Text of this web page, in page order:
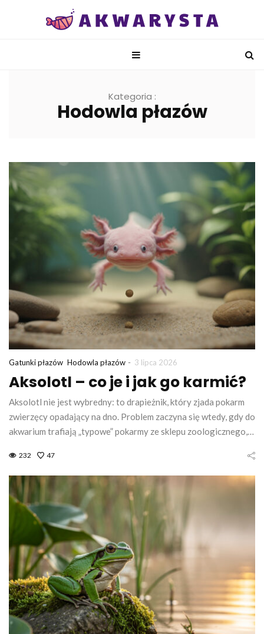
Kategoria :
Hodowla płazów
Gatunki płazów Hodowla płazów - 3 lipca 2026
Aksolotl – co je i jak go karmić?
Aksolotl nie jest wybredny: to drapieżnik, który zjada pokarm
zwierzęcy opadający na dno. Problem zaczyna się wtedy, gdy do
akwarium trafiają „typowe” pokarmy ze sklepu zoologicznego,…
232 47